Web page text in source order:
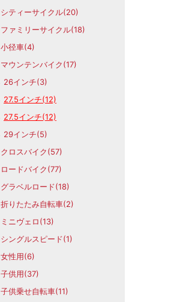
シティーサイクル(20)
ファミリーサイクル(18)
小径車(4)
マウンテンバイク(17)
26インチ(3)
27.5インチ(12)
27.5インチ(12)
29インチ(5)
クロスバイク(57)
ロードバイク(77)
グラベルロード(18)
折りたたみ自転車(2)
ミニヴェロ(13)
シングルスピード(1)
女性用(6)
子供用(37)
子供乗せ自転車(11)